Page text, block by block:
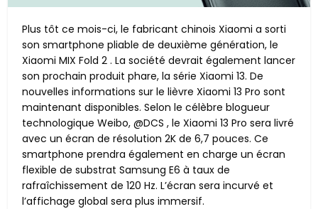
Plus tôt ce mois-ci, le fabricant chinois Xiaomi a sorti
son smartphone pliable de deuxième génération, le
Xiaomi MIX Fold 2 . La société devrait également lancer
son prochain produit phare, la série Xiaomi 13. De
nouvelles informations sur le lièvre Xiaomi 13 Pro sont
maintenant disponibles. Selon le célèbre blogueur
technologique Weibo, @DCS , le Xiaomi 13 Pro sera livré
avec un écran de résolution 2K de 6,7 pouces. Ce
smartphone prendra également en charge un écran
flexible de substrat Samsung E6 à taux de
rafraîchissement de 120 Hz. L’écran sera incurvé et
l’affichage global sera plus immersif.